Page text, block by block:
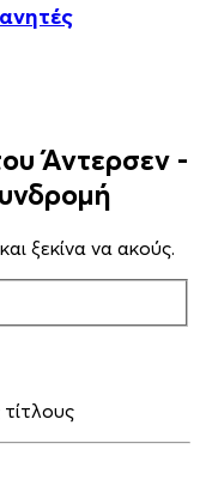
Άντερσεν -
ξεκίνα να ακούς.
τίτλους